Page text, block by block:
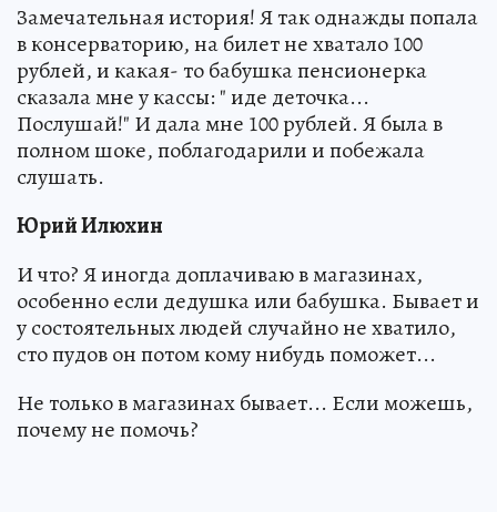
Замечательная история! Я так однажды попала
в консерваторию, на билет не хватало 100
рублей, и какая- то бабушка пенсионерка
сказала мне у кассы: " иде деточка...
Послушай!" И дала мне 100 рублей. Я была в
полном шоке, поблагодарили и побежала
слушать.
Юрий Илюхин
И что? Я иногда доплачиваю в магазинах,
особенно если дедушка или бабушка. Бывает и
у состоятельных людей случайно не хватило,
сто пудов он потом кому нибудь поможет...
Не только в магазинах бывает... Если можешь,
почему не помочь?